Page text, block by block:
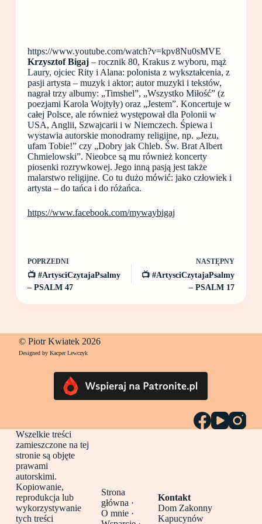
https://www.youtube.com/watch?v=kpv8Nu0sMVE
Krzysztof Bigaj – rocznik 80, Krakus z wyboru, mąż
Laury, ojciec Rity i Alana: polonista z wykształcenia, z
pasji artysta – muzyk i aktor; autor muzyki i tekstów,
nagrał trzy albumy: „Timshel”, „Wszystko Miłość” (z
poezjami Karola Wojtyły) oraz „Jestem”. Koncertuje w
całej Polsce, ale również występował dla Polonii w
USA, Anglii, Szwajcarii i w Niemczech. Śpiewa i
wystawia autorskie monodramy religijne, np. „Jezu,
ufam Tobie!” czy „Dobry jak Chleb. Św. Brat Albert
Chmielowski”. Nieobce są mu również koncerty
piosenki rozrywkowej. Jego inną pasją jest także
malarstwo religijne. Co tu dużo mówić: jako człowiek i
artysta – do tańca i do różańca.
https://www.facebook.com/mywaybigaj
POPRZEDNI
📺 #ArtysciCzytajaPsalmy
– PSALM 47
NASTĘPNY
📺 #ArtysciCzytajaPsalmy
– PSALM 17
© Piotr Kwiatek 2026
Designed by Kacper Lewczyk
Wszelkie treści
zamieszczone na tej
stronie są objęte
prawami
autorskimi.
Kopiowanie,
reprodukcja lub
wykorzystywanie
tych treści
Strona
główna ·
O mnie ·
Kontakt
Dom Zakonny
Kapucynów